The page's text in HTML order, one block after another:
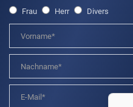
Frau Herr Divers